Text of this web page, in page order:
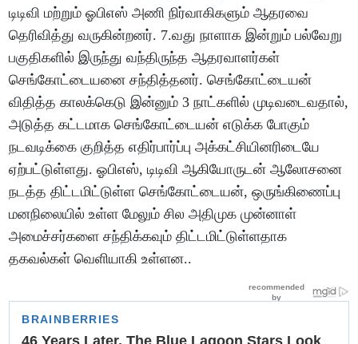
டிடிவி மற்றும் ஓபிஎஸ் அணி நிர்வாகிகளும் ஆதரவை
தெரிவித்து வருகின்றனர். 7.வது நாளாக இன்றும் பல்வேறு
பகுதிகளில் இருந்து வந்திருந்த ஆதரவாளர்கள்
செங்கோட்டையனை சந்தித்தனர். செங்கோட்டையன்
விதித்த காலக்கெடு இன்னும் 3 நாட்களில் முடிவடைவதால்,
அடுத்த கட்டமாக செங்கோட்டையன் எடுக்க போகும்
நடவடிக்கை குறித்த எதிர்பார்ப்பு அக்கட்சியினரிடையே
ஏற்பட்டுள்ளது. ஓபிஎஸ், டிடிவி ஆகியோருடன் ஆலோசனை
நடத்த திட்டமிட்டுள்ள செங்கோட்டையன், ஒருங்கிணைப்பு
மனநிலையில் உள்ள மேலும் சில அதிமுக முன்னாள்
அமைச்சர்களை சந்திக்கவும் திட்டமிட்டுள்ளதாக
தகவல்கள் வெளியாகி உள்ளன..